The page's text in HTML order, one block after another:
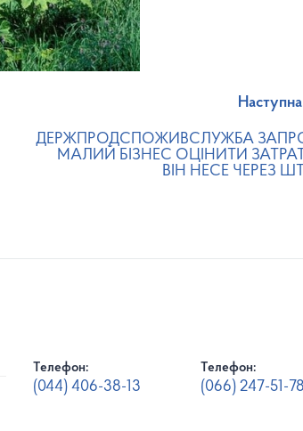
Наступна
ДЕРЖПРОДСПОЖИВСЛУЖБА
МАЛИЙ БІЗНЕС ОЦІНИТИ
ВІН НЕСЕ ЧЕРЕЗ
Телефон:
(044) 406-38-13
Телефон:
(066) 247-51-78